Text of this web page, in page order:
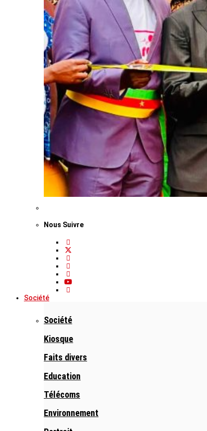
Nous Suivre
Société
Société
Kiosque
Faits divers
Education
Télécoms
Environnement